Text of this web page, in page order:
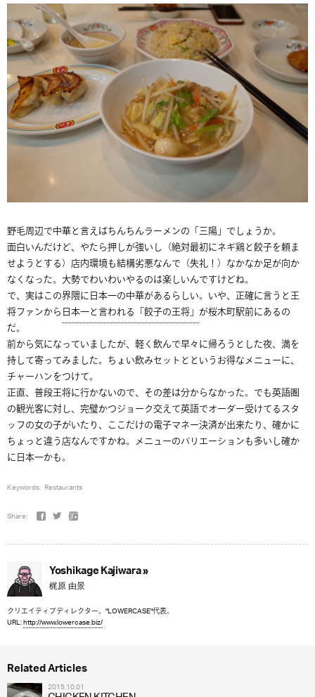
野毛周辺で中華と言えばちんちんラーメンの「三陽」でしょうか。
面白いんだけど、やたら押しが強いし（絶対最初にネギ鶏と餃子を頼ま
せようとする）店内環境も結構劣悪なんで（失礼！）なかなか足が向か
なくなった。大勢でわいわいやるのは楽しいんですけどね。
で、実はこの界隈に日本一の中華があるらしい。いや、正確に言うと王
将ファンから日本一と言われる「餃子の王将」 が桜木町駅前にあるの
だ。
前から気になっていましたが、軽く飲んで早々に帰ろうとした夜、満を
持して寄ってみました。ちょい飲みセットとというお得なメニューに、
チャーハンをつけて。
正直、普段王将に行かないので、その差は分からなかった。でも英語圏
の観光客に対し、完璧かつジョーク交えて英語でオーダー受けてるスタ
ッフの女の子がいたり、ここだけの電子マネー決済が出来たり、確かに
ちょっと違う店なんですかね。メニューのバリエーションも多いし確か
に日本一かも。
Keywords: Restaurants
Share:
Yoshikage Kajiwara »
梶原 由景
クリエイティブディレクター。"LOWERCASE"代表。
URL:http://www.lowercase.biz/
Related Articles
2015.10.01